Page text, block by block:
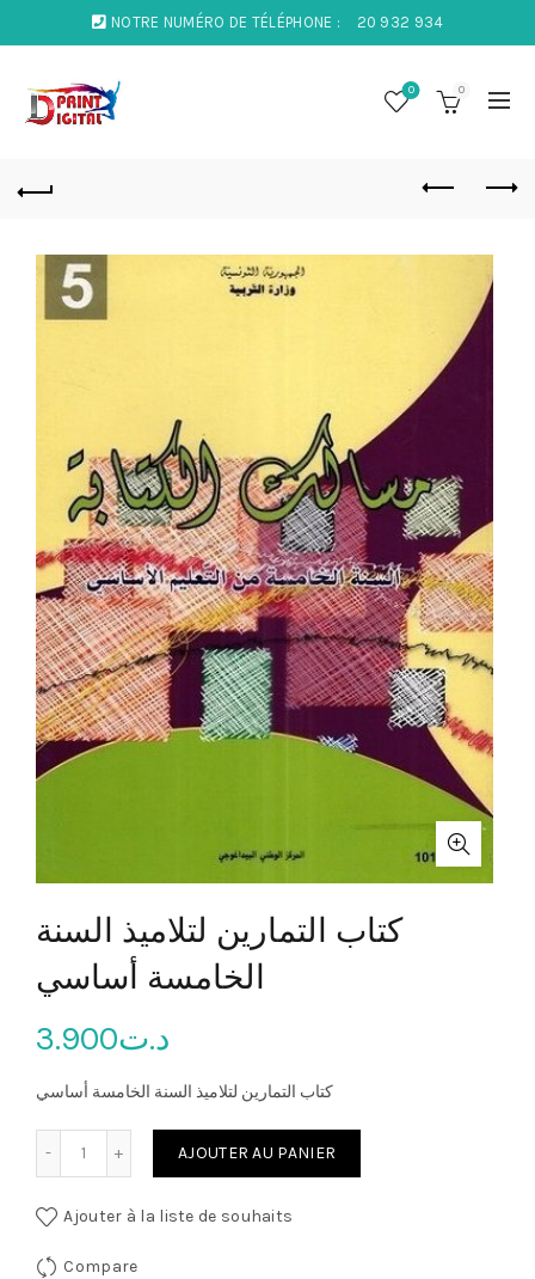
NOTRE NUMÉRO DE TÉLÉPHONE : 20 932 934
0 0
كتاب التمارين لتلاميذ السنة
الخامسة أساسي
د.ت3.900
كتاب التمارين لتلاميذ السنة الخامسة أساسي
AJOUTER AU PANIER
Ajouter à la liste de souhaits
Compare